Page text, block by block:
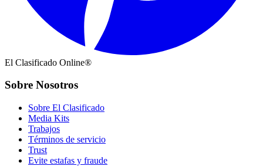
El Clasificado Online®
Sobre Nosotros
Sobre El Clasificado
Media Kits
Trabajos
Términos de servicio
Trust
Evite estafas y fraude